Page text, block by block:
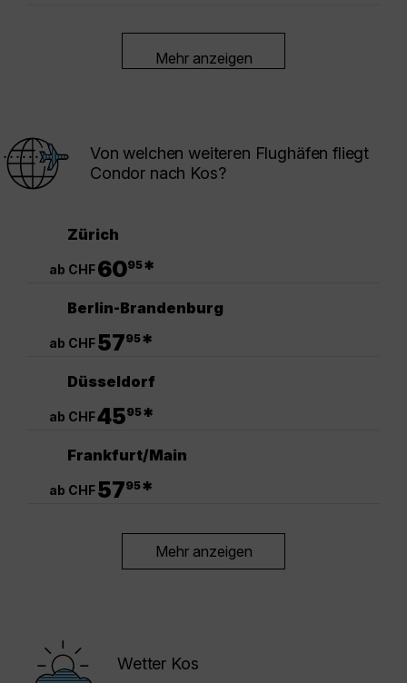
Mehr anzeigen
Von welchen weiteren Flughäfen fliegt
Condor nach Kos?
Zürich
ab CHF6095*
Berlin-Brandenburg
ab CHF5795*
Düsseldorf
ab CHF4595*
Frankfurt/Main
ab CHF5795*
Mehr anzeigen
Wetter Kos